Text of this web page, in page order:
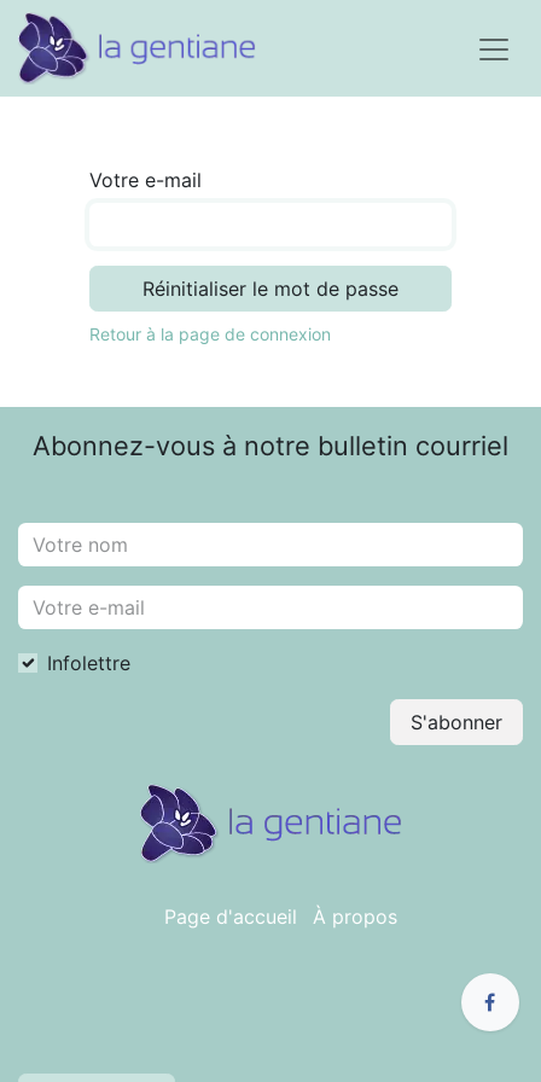
Votre e-mail
Réinitialiser le mot de passe
Retour à la page de connexion
Abonnez-vous à notre bulletin courriel
Infolettre
S'abonner
Page d'accueil À propos